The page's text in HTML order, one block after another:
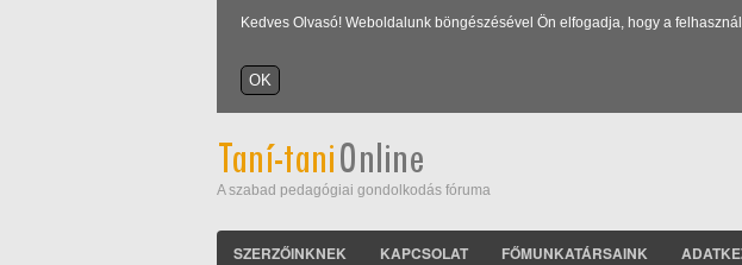
Kedves Olvasó! Weboldalunk böngészésével Ön elfogadja, hogy a
A szabad pedagógiai gondolkodás fóruma
SZERZŐINKNEK KAPCSOLAT FŐMUNKATÁRSAINK